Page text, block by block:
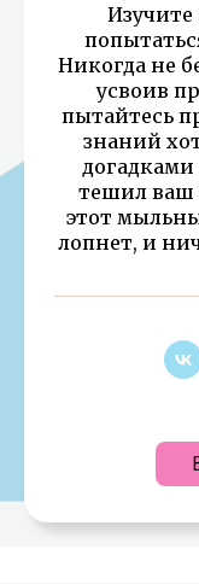
Никогда не
усвоив
пытайтесь
знаний
тешил ваш
этот
лопнет, и